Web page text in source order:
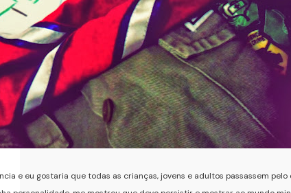
e eu gostaria que todas as crianças, jovens e adultos passassem pelo